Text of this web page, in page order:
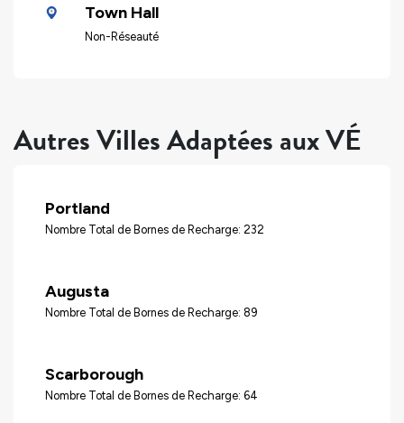
Town Hall
Non-Réseauté
Autres Villes Adaptées aux VÉ
Portland
Nombre Total de Bornes de Recharge: 232
Augusta
Nombre Total de Bornes de Recharge: 89
Scarborough
Nombre Total de Bornes de Recharge: 64